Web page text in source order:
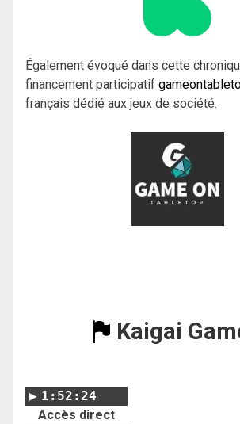
Également évoqué dans cette
financement participatif
français dédié aux jeux de société.
Kaigai
1:52:24
Accès direct